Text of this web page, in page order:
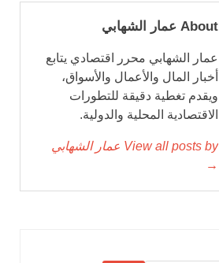
About عمار الشهابي
عمار الشهابي محرر اقتصادي يتابع
أخبار المال والأعمال والأسواق،
ويقدم تغطية دقيقة للتطورات
الاقتصادية المحلية والدولية.
View all posts by عمار الشهابي
→